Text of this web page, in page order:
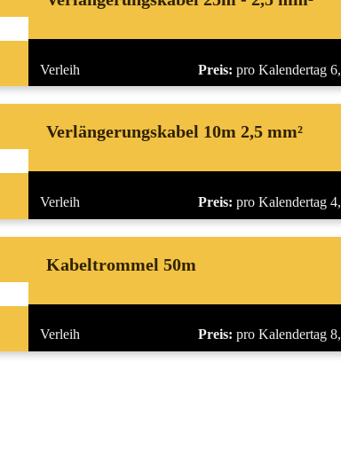
Verleih Preis: pro Kalendertag
Verlängerungskabel 10m 2,5 mm²
Verleih Preis: pro Kalendertag
Kabeltrommel 50m
Verleih Preis: pro Kalendertag